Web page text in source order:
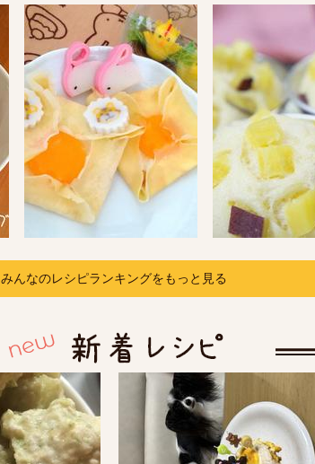
みんなのレシピランキングをもっと見る